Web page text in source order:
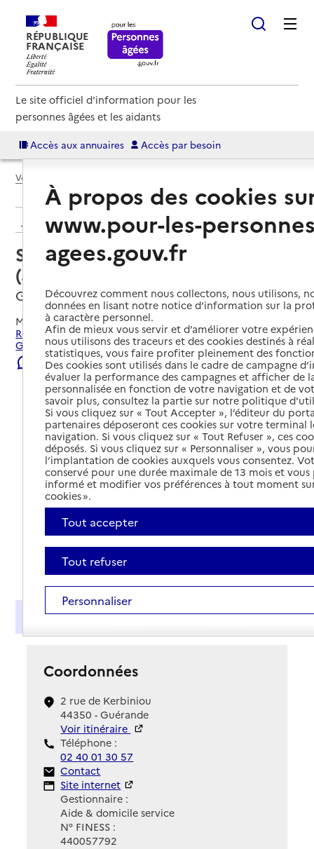
RÉPUBLIQUE
FRANÇAISE
Le site officiel d'information pour les
personnes âgées et les aidants
Accès aux annuaires Accès par besoin
Voir le fil d’Ariane
Retour aux résultats de l'annuaire
Service autonomie à domicile
(aide) – APEF Services
Guérande, LOIRE-ATLANTIQUE
Mis à jour le08/08/2026
Rechercher les établissements et services autour de
Guérande.
Signaler une erreur
Présentation
Coordonnées
2 rue de Kerbiniou
44350 - Guérande
Voir itinéraire
Téléphone :
02 40 01 30 57
Contact
Contact
Site Internet
Site internet
Gestionnaire :
Aide & domicile service
N° FINESS :
440057792
À propos des cookies
www.pour-les-
agees.gouv.fr
Découvrez comment nous collectons, nous utilisons,
données en lisant notre notice d’information sur la
à caractère personnel.
Afin de mieux vous servir et d’améliorer votre
nous utilisons des traceurs et des cookies destinés à
statistiques, vous faire profiter pleinement des
Des cookies sont utilisés dans le cadre de campagne
évaluer la performance des campagnes et afficher de
personnalisée en fonction de votre navigation et de
savoir plus, consultez la partie sur notre politique
Si vous cliquez sur « Tout Accepter », l’éditeur du
partenaires déposeront ces cookies sur votre terminal
navigation. Si vous cliquez sur « Tout Refuser », ces
déposés. Si vous cliquez sur « Personnaliser », vous
l’implantation de cookies auxquels vous consentez.
conservé pour une durée maximale de 13 mois et
informé et modifier vos préférences à tout moment
cookies ».
Tout accepter
Tout refuser
Personnaliser